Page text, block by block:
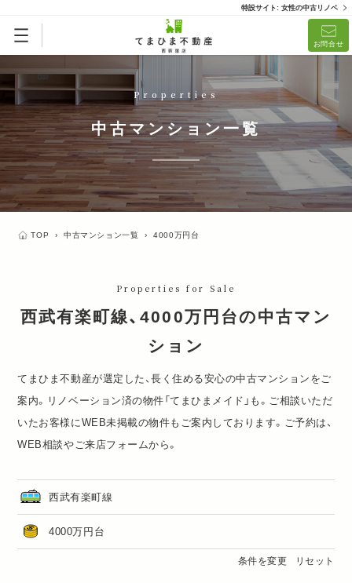
特設サイト: 女性の中古リノベ
お問合せ
Properties
中古マンション一覧
TOP › 中古マンション一覧 › 4000万円台
Properties for Sale
西武有楽町線、4000万円台の中古マン
ション
てまひま不動産が選定した、長く住める安心の中古マンションをご
案内。リノベーション済の物件「てまひまメイド 」も。ご相談いただ
いたお客様にWEB未掲載の物件もご案内しております。ご予約は、
WEB相談やご来店フォームから。
西武有楽町線
4000万円台
条件を変更 リセット
リノベーション済